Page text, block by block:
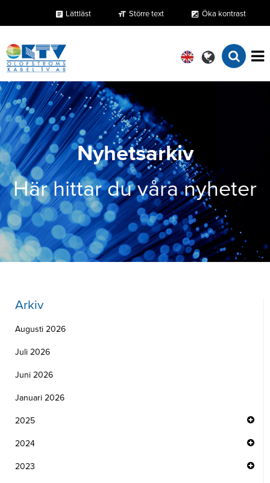
article Lättläst format_size Större text exposure Öka kontrast
Nyhetsarkiv
Här hittar du våra nyheter
Arkiv
Augusti 2026
Juli 2026
Juni 2026
Januari 2026
2025
2024
2023